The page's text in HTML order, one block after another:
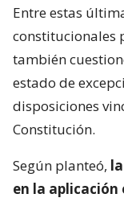
Entre estas
constitucionales
también
estado de
disposiciones
Constitución.
Según planteó,
en la aplicación